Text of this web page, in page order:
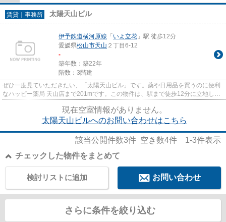
賃貸｜事務所 太陽天山ビル
伊予鉄道横河原線 「 いよ立花 」駅 徒歩12分
愛媛県松山市天山 ２丁目6-12
-
築年数：築22年
階数：3階建
ぜひ一度見ていただきたい、「太陽天山ビル」です。薬や日用品を買うのに便利
なハッピー薬局 天山店まで201mです。この物件は、駅まで徒歩12分に立地して
現在空室情報がありません。
太陽天山ビルへのお問い合わせはこちら
該当公開件数3件 空き数4件 1-3件表示
チェックした物件をまとめて
お問い合わせ
検討リストに追加
さらに条件を絞り込む